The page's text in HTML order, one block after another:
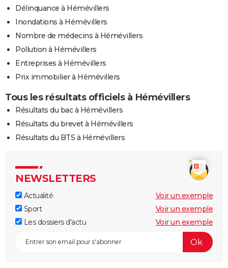
Délinquance à Hémévillers
Inondations à Hémévillers
Nombre de médecins à Hémévillers
Pollution à Hémévillers
Entreprises à Hémévillers
Prix immobilier à Hémévillers
Tous les résultats officiels à Hémévillers
Résultats du bac à Hémévillers
Résultats du brevet à Hémévillers
Résultats du BTS à Hémévillers
NEWSLETTERS
Actualité
Voir un exemple
Sport
Voir un exemple
Les dossiers d'actu
Voir un exemple